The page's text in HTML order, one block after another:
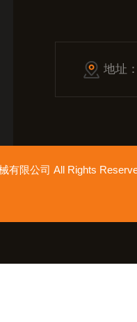
地址
有限公司 All Rights